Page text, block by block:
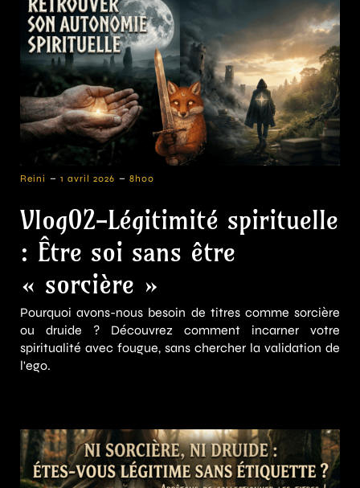
Reini - 1 avril 2026 - 8h00
Vlog02-Légitimité spirituelle
: Être soi sans être
« sorcière »
Pourquoi avons-nous besoin de titres comme sorcière
ou druide ? Découvrez comment incarner votre
spiritualité avec fougue, sans chercher la validation de
l'ego.